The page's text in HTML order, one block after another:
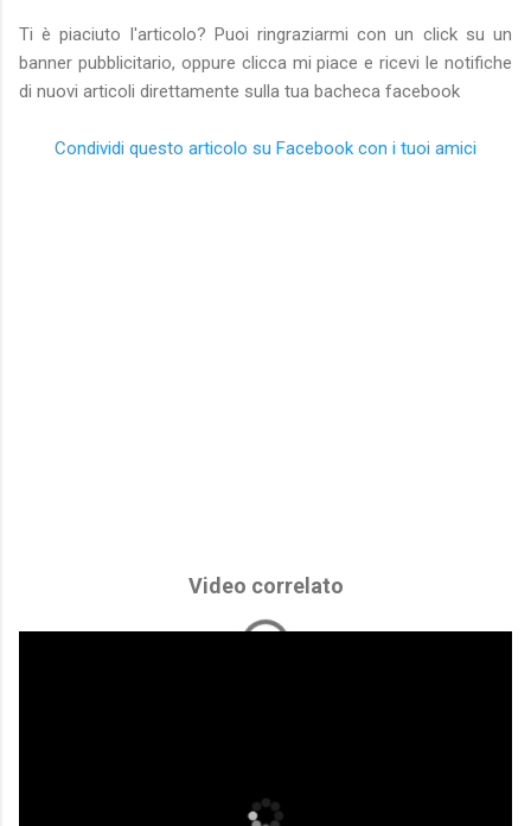
Ti è piaciuto l'articolo? Puoi ringraziarmi con un click su un
banner pubblicitario, oppure clicca mi piace e ricevi le notifiche
di nuovi articoli direttamente sulla tua bacheca facebook
Condividi questo articolo su Facebook con i tuoi amici
Video correlato